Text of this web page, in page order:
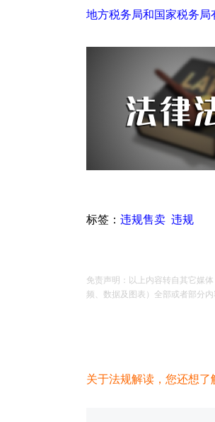
地方税务局和国家税务局
标签： 违规售卖 违规
免责声明：以上内容转自其它媒
频、数据及图表）全部或者部分
关于法规解读，您还想了